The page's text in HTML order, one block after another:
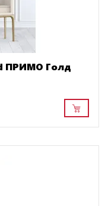
ПРИМО Голд